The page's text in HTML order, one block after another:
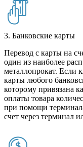
3. Банковские карты
Перевод с карты на
один из наиболее
металлопрокат. Если
карты любого
которому привязана
оплаты товара
при помощи
счет через терминал